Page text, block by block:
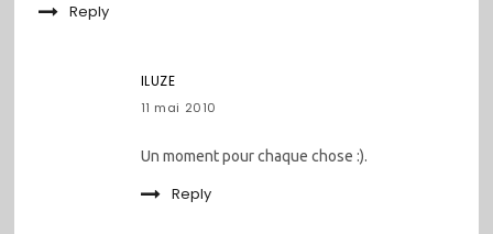
Reply
ILUZE
11 mai 2010
Un moment pour chaque chose :).
Reply